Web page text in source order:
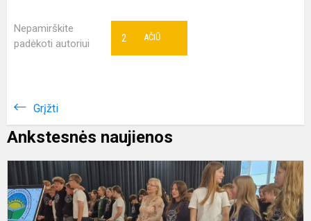
Nepamirškite
padėkoti autoriui
AČIŪ
2
Grįžti
Ankstesnės naujienos